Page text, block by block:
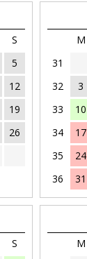
S
5
12
19
26
M
31
32
3
33
10
34
17
35
24
36
31
S
M